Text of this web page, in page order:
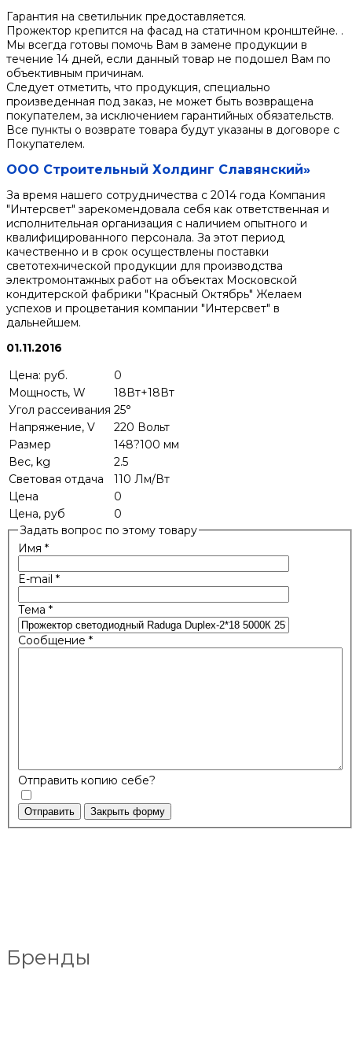
Гарантия на светильник предоставляется.
Прожектор крепится на фасад на статичном кронштейне. .
Мы всегда готовы помочь Вам в замене продукции в
течение 14 дней, если данный товар не подошел Вам по
объективным причинам.
Следует отметить, что продукция, специально
произведенная под заказ, не может быть возвращена
покупателем, за исключением гарантийных обязательств.
Все пункты о возврате товара будут указаны в договоре с
Покупателем.
ООО Строительный Холдинг Славянский»
За время нашего сотрудничества с 2014 года Компания
"Интерсвет" зарекомендовала себя как ответственная и
исполнительная организация с наличием опытного и
квалифицированного персонала. За этот период
качественно и в срок осуществлены поставки
светотехнической продукции для производства
электромонтажных работ на объектах Московской
кондитерской фабрики "Красный Октябрь" Желаем
успехов и процветания компании "Интерсвет" в
дальнейшем.
01.11.2016
Цена: руб.
0
Мощность, W
18Вт+18Вт
Угол рассеивания 25°
Напряжение, V
220 Вольт
Размер
148?100 мм
Вес, kg
2.5
Световая отдача
110 Лм/Вт
Цена
0
Цена, руб
0
Задать вопрос по этому товару
Имя *
E-mail *
Тема *
Сообщение *
Отправить копию себе?
Отправить Закрыть форму
Бренды